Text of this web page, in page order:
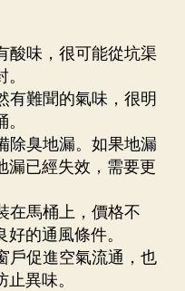
酸味，很可能從坑渠
有難聞的氣味，很明
除臭地漏。如果地漏
漏已經失效，需要更
在馬桶上，價格不
的通風條件。
戶促進空氣流通，也
異味。